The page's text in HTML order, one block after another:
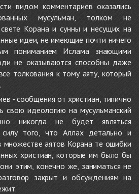
видом комментариев оказались
мусульман, толком не
Корана и сунны и несущих на
идеи, не имеющие почти ничего
пониманием Ислама знающими
не оказываются способны даже
толкования к тому аяту, который
- сообщения от христиан, типично
свою идеологию на мусульманский
никогда не будет являться
того, что Аллах детально и
множестве аятов Корана те ошибки
христиан, которые им было бы
этим, конечно же, заниматься не
закрыт и обсуждениям на